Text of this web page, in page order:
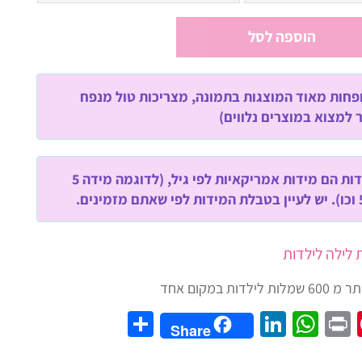
הוספה לסל
מאוד המוצגות בתמונה, מצריכות טול מנפח
במוצרים נלווים)
שימו לב! המידות הם מידות אמריקאיות לפי גיל, (לדוגמה מידה 5
לילה לילדות
Pinterest
Print
WhatsApp
LinkedIn
Share